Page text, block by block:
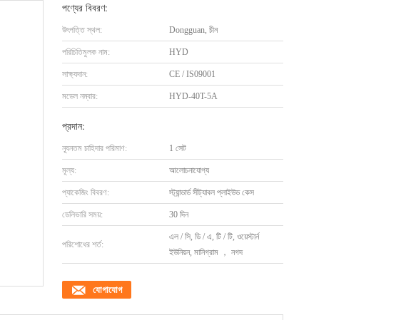
পণ্যের বিবরণ:
উৎপত্তি স্থল: Dongguan, চীন
পরিচিতিমুলক নাম: HYD
সাক্ষ্যদান: CE / IS09001
মডেল নম্বার: HYD-40T-5A
প্রদান:
ন্যূনতম চাহিদার পরিমাণ: 1 সেট
মূল্য: আলোচনাযোগ্য
প্যাকেজিং বিবরণ: স্ট্যান্ডার্ড সীট্যাবল প্লাইউড কেস
ডেলিভারি সময়: 30 দিন
পরিশোধের শর্ত:
এল / সি, ডি / এ, টি / টি, ওয়েস্টার্ন
ইউনিয়ন, মানিগ্রাম ， নগদ
যোগাযোগ